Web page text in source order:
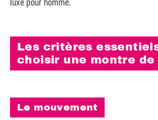
Les critères
choisir une montre de
Le mouvement